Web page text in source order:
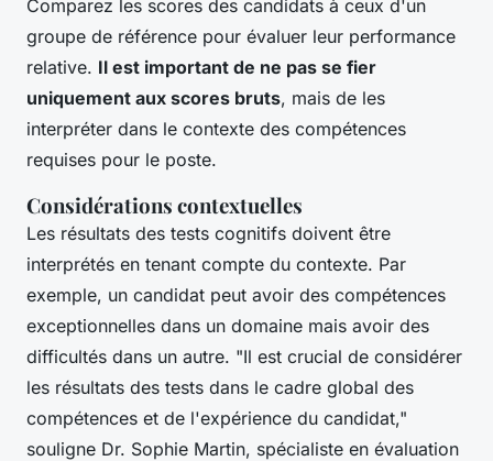
Comparez les scores des candidats à ceux d'un
groupe de référence pour évaluer leur performance
relative. Il est important de ne pas se fier
uniquement aux scores bruts, mais de les
interpréter dans le contexte des compétences
requises pour le poste.
Considérations contextuelles
Les résultats des tests cognitifs doivent être
interprétés en tenant compte du contexte. Par
exemple, un candidat peut avoir des compétences
exceptionnelles dans un domaine mais avoir des
difficultés dans un autre. "Il est crucial de considérer
les résultats des tests dans le cadre global des
compétences et de l'expérience du candidat,"
souligne Dr. Sophie Martin, spécialiste en évaluation